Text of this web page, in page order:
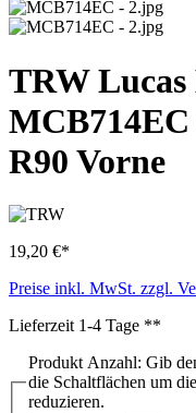
TRW Lucas
R90 Vorne
19,20 €*
Preise inkl. MwSt. zzgl.
Lieferzeit 1-4 Tage **
Produkt Anzahl: Gib
die Schaltflächen um
reduzieren.